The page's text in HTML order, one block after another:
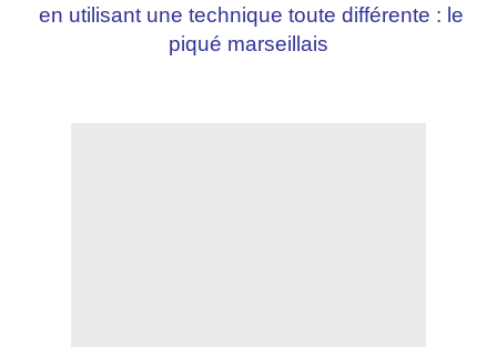
en utilisant une technique toute différente : le
piqué marseillais